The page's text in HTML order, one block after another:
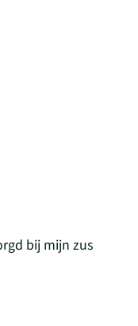
bij mijn zus